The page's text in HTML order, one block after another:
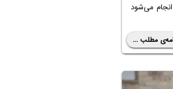
می‌شود
در این مقاله روش استفاده از TouchTasks در
مطلب ...